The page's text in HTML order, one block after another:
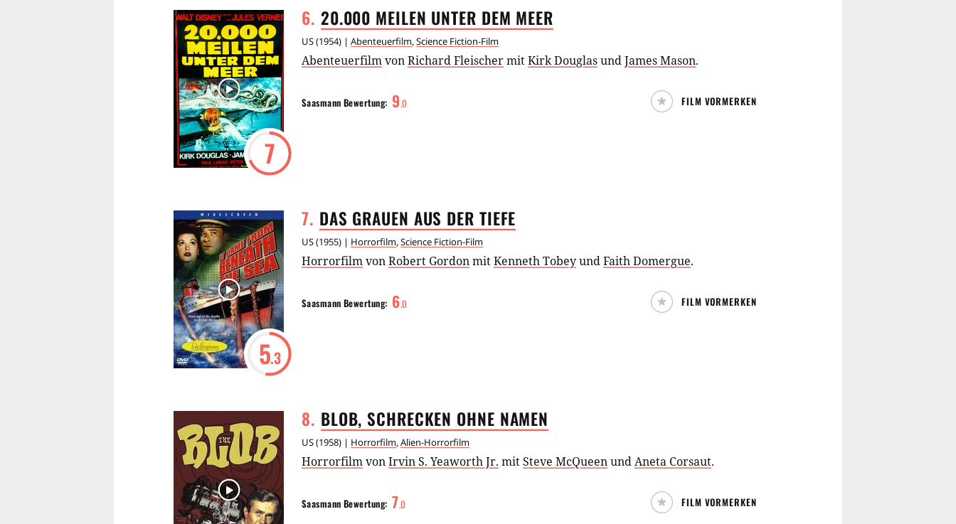
6. 20.000 MEILEN UNTER DEM MEER
US(1954) | Abenteuerfilm,Science Fiction-Film
7
AbenteuerfilmvonRichard FleischermitKirk DouglasundJames Mason.
Saasmann Bewertung: 9.0 FILM VORMERKEN
7. DAS GRAUEN AUS DER TIEFE
US(1955) | Horrorfilm,Science Fiction-Film
5.3
HorrorfilmvonRobert GordonmitKenneth TobeyundFaith Domergue.
Saasmann Bewertung: 6.0 FILM VORMERKEN
8. BLOB, SCHRECKEN OHNE NAMEN
US(1958) | Horrorfilm,Alien-Horrorfilm
HorrorfilmvonIrvin S. Yeaworth Jr. mitSteve McQueenundAneta Corsaut.
Saasmann Bewertung: 7.0 FILM VORMERKEN